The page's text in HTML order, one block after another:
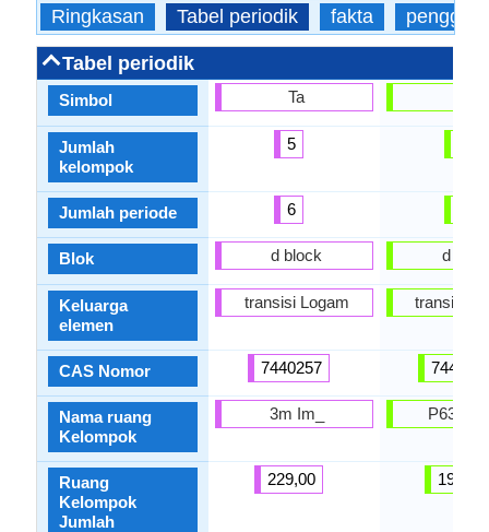
Ringkasan Tabel periodik fakta
Tabel periodik
Simbol
Jumlah
kelompok
Jumlah periode
Blok
Keluarga
elemen
CAS Nomor
Nama ruang
Kelompok
Ruang
Kelompok
Jumlah
Ta
5
6
d block
transisi Logam
7440257
3m Im_
229,00
d
transisi
P63 /
194,00